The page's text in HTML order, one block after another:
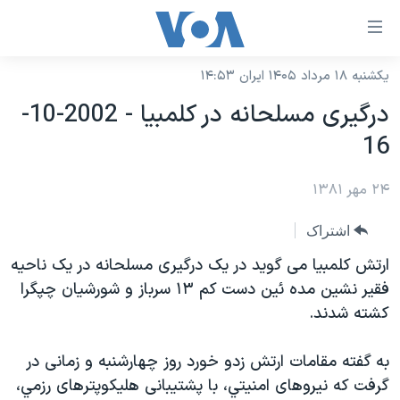
لینکهای
دسترسی
جهش
محتوای
اصلی
صفحه
اصلی
جهش
جستجو
نسخه سبک وب‌سایت
موضوع ها
ایران
آمریکا
جهان
ورزشی
گزیده‌ها
ویژه برنامه‌ها
ویدیوها
برنامه های تلویزیونی
جدول برنامه ها
صفحه‌های ویژه
جام جهانی ۲۰۲۶
عملیات خشم حماسی
۲۵۰سالگی آمریکا
بایگانی برنامه‌های تلویزیونی
فرکانس‌های صدای آمریکا
پخش رادیویی
یادگیری زبان انگلیسی
یکشنبه ۱۸ مرداد ۱۴۰۵ ایران ۱۴:۵۳
درگيری مسلحانه در کلمبيا - 2002-10-
16
۲۴ مهر ۱۳۸۱
اشتراک
ارتش کلمبيا می گويد در يک درگيری مسلحانه در يک ناحيه
فقير نشين مده ئين دست کم ۱۳ سرباز و شورشيان چپگرا
کشته شدند.
به گفته مقامات ارتش زدو خورد روز چهارشنبه و زمانی در
گرفت که نيروهای امنيتي، با پشتيبانی هليکوپترهای رزمي،